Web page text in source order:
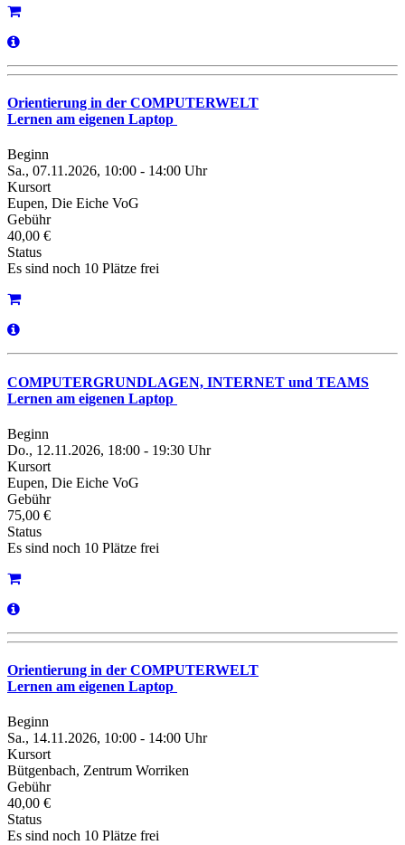
Orientierung in der COMPUTERWELT
Lernen am eigenen Laptop
Beginn
Sa., 07.11.2026, 10:00 - 14:00 Uhr
Kursort
Eupen, Die Eiche VoG
Gebühr
40,00 €
Status
Es sind noch 10 Plätze frei
COMPUTERGRUNDLAGEN, INTERNET und TEAMS
Lernen am eigenen Laptop
Beginn
Do., 12.11.2026, 18:00 - 19:30 Uhr
Kursort
Eupen, Die Eiche VoG
Gebühr
75,00 €
Status
Es sind noch 10 Plätze frei
Orientierung in der COMPUTERWELT
Lernen am eigenen Laptop
Beginn
Sa., 14.11.2026, 10:00 - 14:00 Uhr
Kursort
Bütgenbach, Zentrum Worriken
Gebühr
40,00 €
Status
Es sind noch 10 Plätze frei